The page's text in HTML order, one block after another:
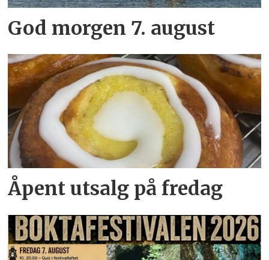
God morgen 7. august
Åpent utsalg på fredag